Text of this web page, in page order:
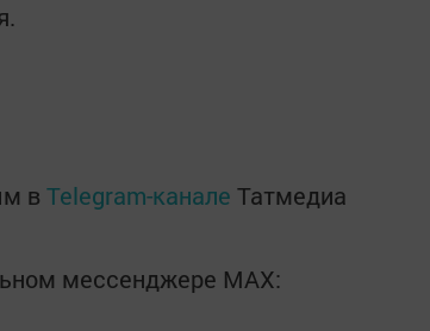
в Telegram-канале Татмедиа
мессенджере MАХ: